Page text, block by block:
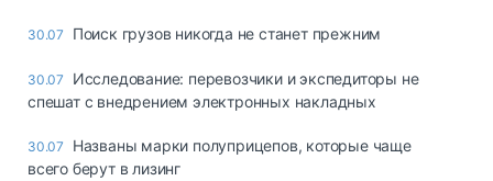
30.07 Поиск грузов никогда не станет прежним
30.07
Исследование: перевозчики и экспедиторы не
спешат с внедрением электронных накладных
30.07
Названы марки полуприцепов, которые чаще
всего берут в лизинг